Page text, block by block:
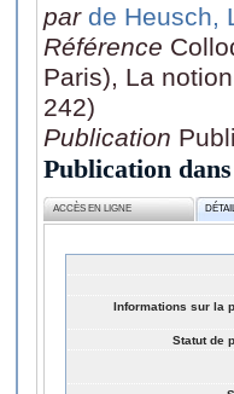
par de Heusch,
Référence
Paris), La
242)
Publication
Publication dans
ACCÈS EN LIGNE
Informations sur la
Statut de